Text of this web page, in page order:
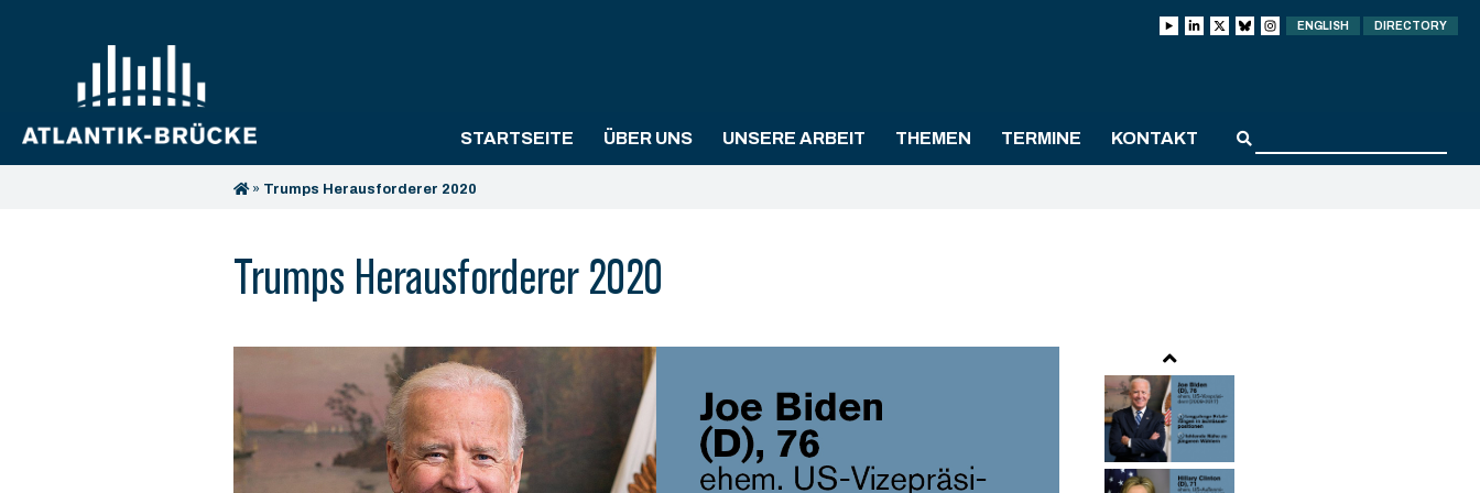
ENGLISH DIRECTORY
STARTSEITE ÜBER UNS UNSERE ARBEIT THEMEN TERMINE KONTAKT
» Trumps Herausforderer 2020
Trumps Herausforderer 2020